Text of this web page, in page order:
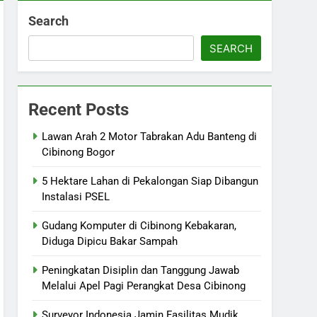
Search
SEARCH
Recent Posts
Lawan Arah 2 Motor Tabrakan Adu Banteng di
Cibinong Bogor
5 Hektare Lahan di Pekalongan Siap Dibangun
Instalasi PSEL
Gudang Komputer di Cibinong Kebakaran,
Diduga Dipicu Bakar Sampah
Peningkatan Disiplin dan Tanggung Jawab
Melalui Apel Pagi Perangkat Desa Cibinong